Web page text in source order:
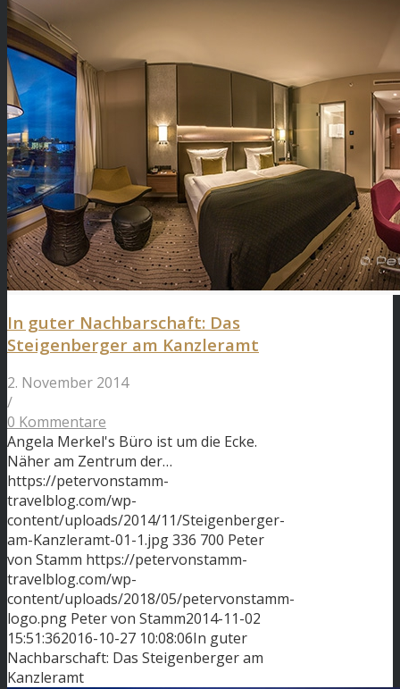
In guter Nachbarschaft: Das
Steigenberger am Kanzleramt
2. November 2014
/
0 Kommentare
Angela Merkel's Büro ist um die Ecke.
Näher am Zentrum der…
https://petervonstamm-
travelblog.com/wp-
content/uploads/2014/11/Steigenberger-
am-Kanzleramt-01-1.jpg336 700 Peter
von Stamm https://petervonstamm-
travelblog.com/wp-
content/uploads/2018/05/petervonstamm-
logo.png Peter von Stamm2014-11-02
15:51:362016-10-27 10:08:06In guter
Nachbarschaft: Das Steigenberger am
Kanzleramt